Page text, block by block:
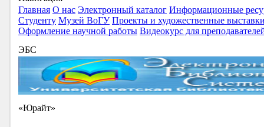
Главная О нас Электронный каталог Информационные
Студенту Музей ВоГУ Проекты и художественные
Оформление научной работы Видеокурс для
ЭБС
«Юрайт»